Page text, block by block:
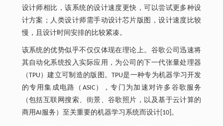
设计师相比，该系统的设计速度更快，可以尝试更多种设
计方案；人类设计师需手动设计芯片版图，设计速度比较
慢，且设计时间安排的比较紧凑。
该系统的优势似乎不仅仅体现在理论上。谷歌公司迅速将
其自动化系统投入实际应用，为公司的下一代张量处理器
（TPU）建立可制造的版图。TPU是一种专为机器学习开发
的专用集成电路（ASIC），专门为加速对许多谷歌服务
（包括互联网搜索、街景、谷歌照片，以及基于云计算的
商用AI服务）至关重要的机器学习系统而设计[10]。